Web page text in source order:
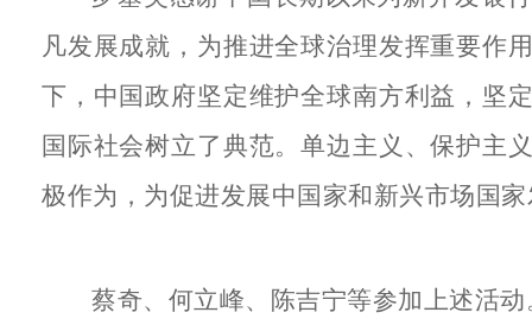
凡发展成就，为推进全球治理发挥重要作
下，中国政府坚定维护全球南方利益，坚
国际社会树立了典范。单边主义、保护主
极作为，为促进发展中国家和新兴市场国
蔡奇、何立峰、陈吉宁等参加上述活动